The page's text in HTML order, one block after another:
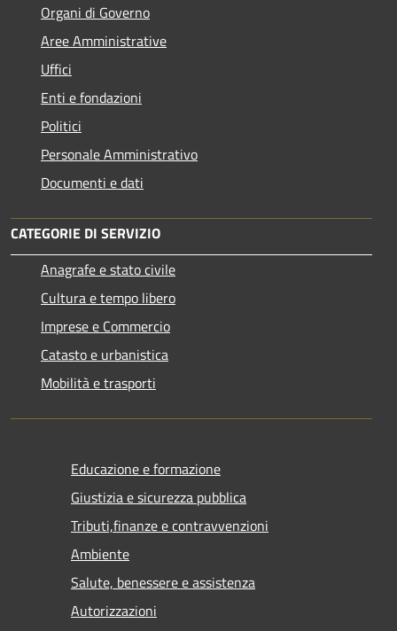
Organi di Governo
Aree Amministrative
Uffici
Enti e fondazioni
Politici
Personale Amministrativo
Documenti e dati
CATEGORIE DI SERVIZIO
Anagrafe e stato civile
Cultura e tempo libero
Imprese e Commercio
Catasto e urbanistica
Mobilità e trasporti
Educazione e formazione
Giustizia e sicurezza pubblica
Tributi,finanze e contravvenzioni
Ambiente
Salute, benessere e assistenza
Autorizzazioni